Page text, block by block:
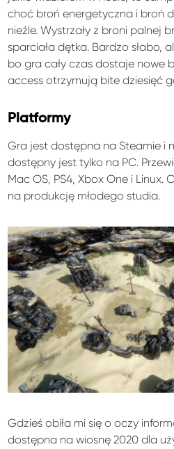
choć broń energetyczna i broń
nieźle. Wystrzały z broni palnej
sparciała dętka. Bardzo słabo,
bo gra cały czas dostaje nowe
access otrzymują bite dziesięć
Platformy
Gra jest dostępna na Steamie i
dostępny jest tylko na PC.
Mac OS, PS4, Xbox One i Linux.
na produkcję młodego studia.
Gdzieś obiła mi się o oczy
dostępna na wiosnę 2020 dla